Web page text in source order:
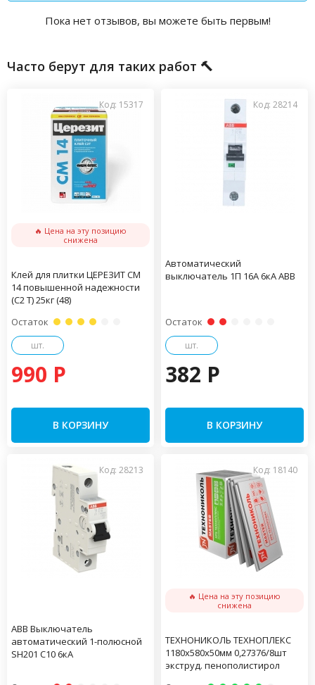
Пока нет отзывов, вы можете быть первым!
Часто берут для таких работ 🔨
Код: 15317
🔥 Цена на эту позицию
снижена
Клей для плитки ЦЕРЕЗИТ CM
14 повышенной надежности
(С2 Т) 25кг (48)
Остаток
шт.
990 P
В КОРЗИНУ
Код: 28214
Автоматический
выключатель 1П 16А 6кА АВВ
Остаток
шт.
382 P
В КОРЗИНУ
Код: 28213
АВВ Выключатель
автоматический 1-полюсной
SH201 C10 6кА
Код: 18140
🔥 Цена на эту позицию
снижена
ТЕХНОНИКОЛЬ ТЕХНОПЛЕКС
1180х580х50мм 0,27376/8шт
экструд. пенополистирол